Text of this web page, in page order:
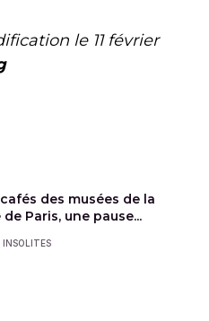
le 11 février
des musées de la
de Paris, une pause...
INSOLITES